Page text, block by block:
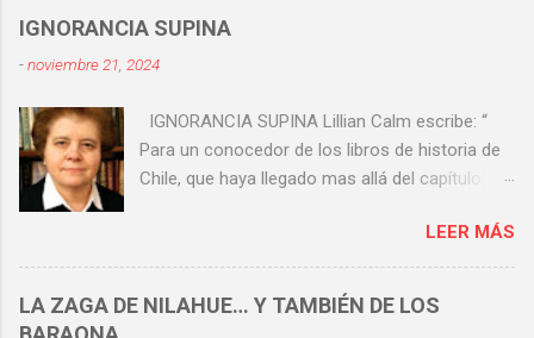
IGNORANCIA SUPINA
-noviembre 21, 2024
IGNORANCIA SUPINA Lillian Calm escribe: “
Para un conocedor de los libros de historia de
Chile, que haya llegado mas allá del capítulo
que esta viene a ser la gesta (sí, la gesta) más
importante de nuestra historia patria. Y ello
aunque nuevas generaciones que hoy han
LEER MÁS
LA ZAGA DE NILAHUE… Y TAMBIÉN DE LOS